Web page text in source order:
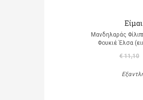
Μανδηλαράς
Φουκιέ Έλσα
€ 11,10